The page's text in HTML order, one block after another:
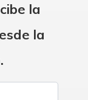
la
la